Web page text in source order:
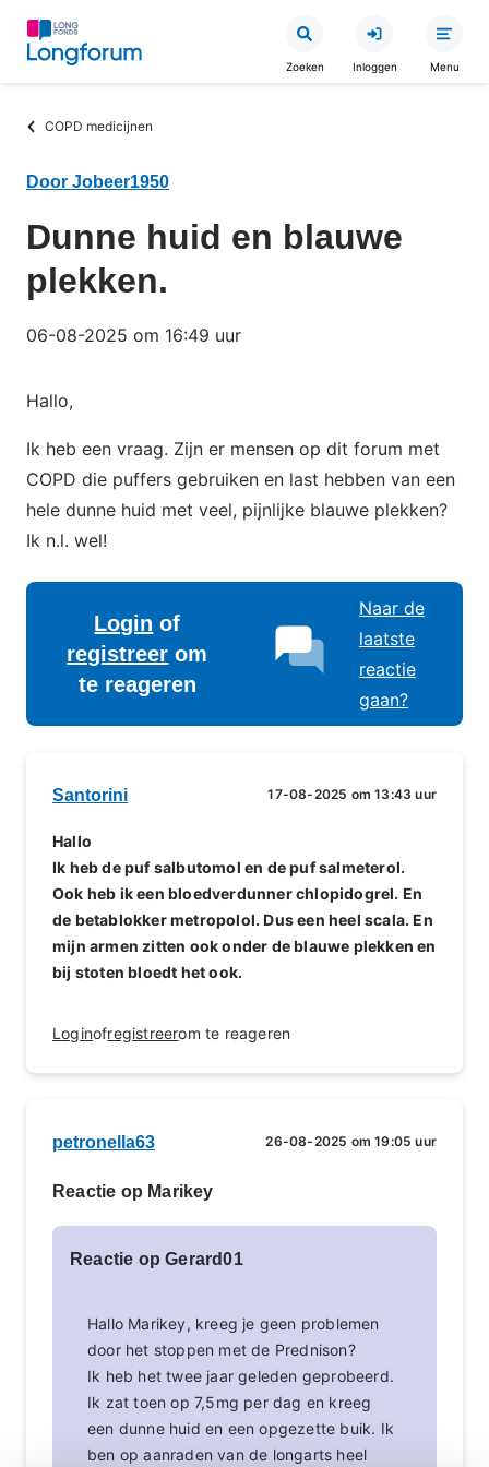
Overslaan
inhoud
Zoeken Inloggen Menu
Kruimelpad
COPD medicijnen
Door Jobeer1950
Dunne huid en blauwe
plekken.
06-08-2025 om 16:49 uur
Hallo,
Ik heb een vraag. Zijn er mensen op dit forum met
COPD die puffers gebruiken en last hebben van een
hele dunne huid met veel, pijnlijke blauwe plekken?
Ik n.l. wel!
Login of
registreer om
te reageren
Naar de
laatste
reactie
gaan?
Santorini 17-08-2025 om 13:43 uur
Hallo
Ik heb de puf salbutomol en de puf salmeterol.
Ook heb ik een bloedverdunner chlopidogrel. En
de betablokker metropolol. Dus een heel scala. En
mijn armen zitten ook onder de blauwe plekken en
bij stoten bloedt het ook.
Loginofregistreerom te reageren
petronella63 26-08-2025 om 19:05 uur
Reactie op Marikey
Reactie op Gerard01
Hallo Marikey, kreeg je geen problemen
door het stoppen met de Prednison?
Ik heb het twee jaar geleden geprobeerd.
Ik zat toen op 7,5mg per dag en kreeg
een dunne huid en een opgezette buik. Ik
ben op aanraden van de longarts heel